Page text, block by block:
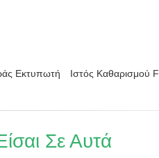
Εκτυπωτή Ιστός Καθαρισμού
Σε Αυτά